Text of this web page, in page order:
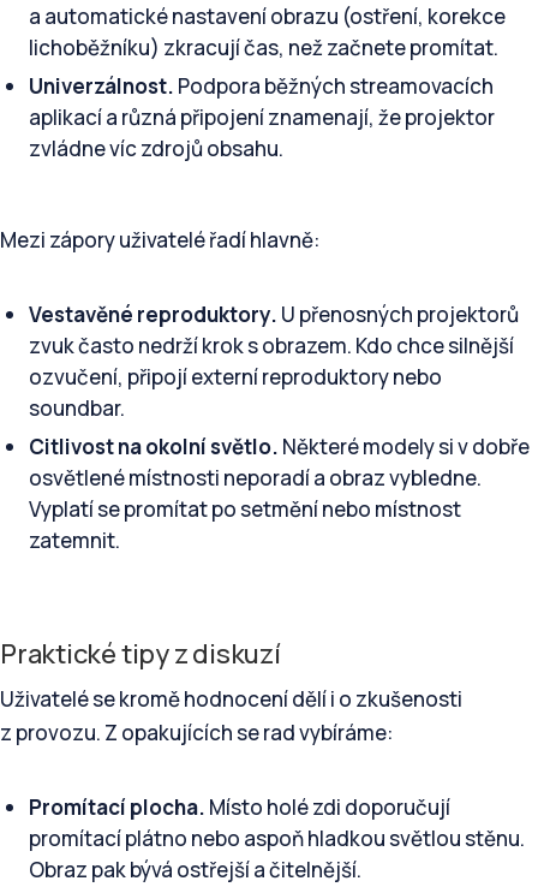
a automatické nastavení obrazu (ostření, korekce
lichoběžníku) zkracují čas, než začnete promítat.
Univerzálnost. Podpora běžných streamovacích
aplikací a různá připojení znamenají, že projektor
zvládne víc zdrojů obsahu.
Mezi zápory uživatelé řadí hlavně:
Vestavěné reproduktory. U přenosných projektorů
zvuk často nedrží krok s obrazem. Kdo chce silnější
ozvučení, připojí externí reproduktory nebo
soundbar.
Citlivost na okolní světlo. Některé modely si v dobře
osvětlené místnosti neporadí a obraz vybledne.
Vyplatí se promítat po setmění nebo místnost
zatemnit.
Praktické tipy z diskuzí
Uživatelé se kromě hodnocení dělí i o zkušenosti
z provozu. Z opakujících se rad vybíráme:
Promítací plocha. Místo holé zdi doporučují
promítací plátno nebo aspoň hladkou světlou stěnu.
Obraz pak bývá ostřejší a čitelnější.